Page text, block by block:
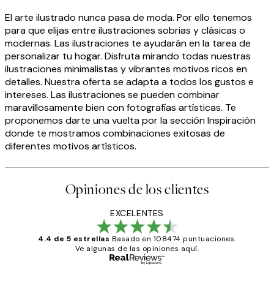
El arte ilustrado nunca pasa de moda. Por ello tenemos
para que elijas entre ilustraciones sobrias y clásicas o
modernas. Las ilustraciones te ayudarán en la tarea de
personalizar tu hogar. Disfruta mirando todas nuestras
ilustraciones minimalistas y vibrantes motivos ricos en
detalles. Nuestra oferta se adapta a todos los gustos e
intereses. Las ilustraciones se pueden combinar
maravillosamente bien con fotografías artísticas. Te
proponemos darte una vuelta por la sección Inspiración
donde te mostramos combinaciones exitosas de
diferentes motivos artísticos.
Opiniones de los clientes
EXCELENTES
4.4 de 5 estrellas Basado en 108474 puntuaciones.
Ve algunas de las opiniones aquí.